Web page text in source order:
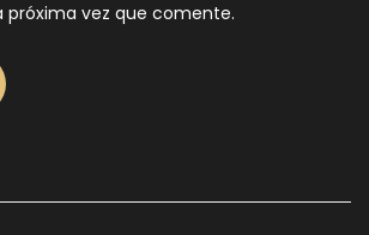
próxima vez que comente.